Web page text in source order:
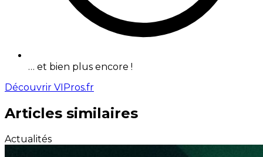
… et bien plus encore !
Découvrir VIPros.fr
Articles similaires
Actualités